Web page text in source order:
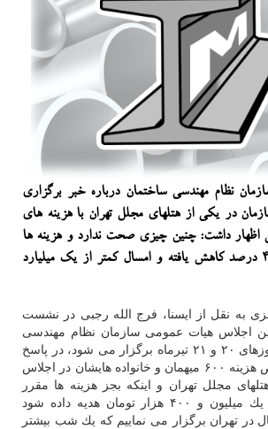
نظام مهندسی ساختمان درباره خبر برگزاری
در یكی از هتلهای مجلل تهران با هزینه های
اظهار داشت: چنین چیزی صحت ندارد و هزینه ها
نسبت به سال قبل ۴۰ درصد كاهش یافته و امسال كمتر از یك میلیارد
به نقل از ایسنا، فرج الله رجبی در نشست
اجلاس هیات عمومی سازمان نظام مهندسی
ساختمان كه طی روزهای ۲۰ و ۲۱ تیرماه برگزار می شود، در پاسخ
به سوالی در خصوص هزینه ۶۰۰ میهمان و خانواده هایشان در اجلاس
مجلل تهران و اینكه بجز هزینه ها مقرر
است برای هر نفر یك میلیون و ۴۰۰ هزار تومان هدیه داده شود
در تهران برگزار می نماییم كه یك شب بیشتر